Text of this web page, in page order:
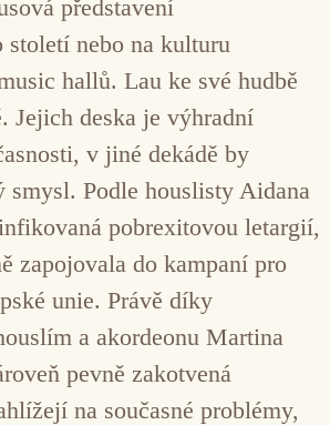
představení
století nebo na kulturu
hallů. Lau ke své hudbě
Jejich deska je výhradní
v jiné dekádě by
smysl. Podle houslisty Aidana
pobrexitovou letargií,
zapojovala do kampaní pro
unie. Právě díky
a akordeonu Martina
pevně zakotvená
na současné problémy,